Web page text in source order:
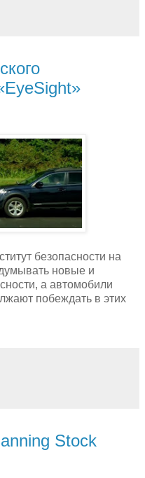
безопасности на
новые и
а автомобили
побеждать в этих
Stock